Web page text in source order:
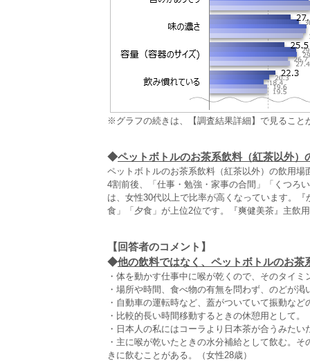
※グラフの続きは、【調査結果詳細】で見ること
◆ペットボトルのお茶系飲料（紅茶以外）
ペットボトルのお茶系飲料（紅茶以外）の飲用
4割前後、「仕事・勉強・家事の合間」「くつろ
は、女性30代以上で比率が高くなっています。
食」「夕食」が上位2位です。『爽健美茶』主飲
【回答者のコメント】
◆他の飲料ではなく、ペットボトルのお茶
・体を動かす仕事中に喉が乾くので、そのタイ
・場所や時間、食べ物の有無を問わず、のどが
・自動車の運転時など、蓋がついていて振動な
・比較的長い時間移動するときの休憩用として。
・日本人の私にはコーラより日本茶が合うみたい
・主に喉が乾いたときの水分補給として飲む。
きに飲むことがある。（女性28歳）